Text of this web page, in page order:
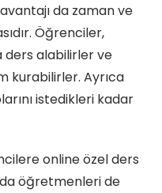
da zaman ve
Öğrenciler,
ders alabilirler ve
kurabilirler. Ayrıca
istedikleri kadar
online özel ders
öğretmenleri de